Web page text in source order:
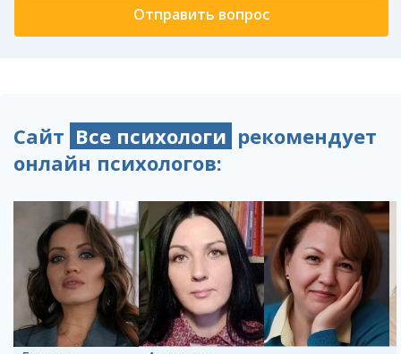
Сайт Все психологи рекомендует
онлайн психологов: